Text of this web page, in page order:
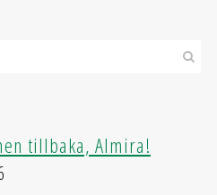
tillbaka, Almira!